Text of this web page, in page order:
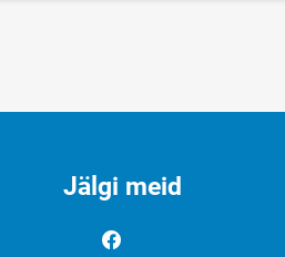
Jälgi meid